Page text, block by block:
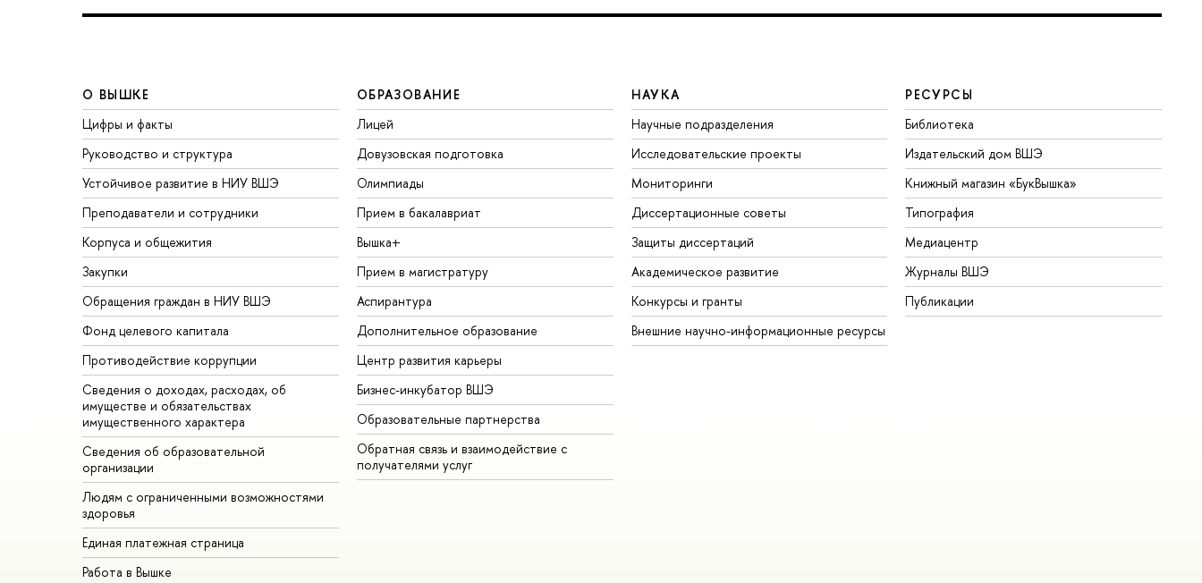
О ВЫШКЕ
Цифры и факты
Руководство и структура
Устойчивое развитие в НИУ ВШЭ
Преподаватели и сотрудники
Корпуса и общежития
Закупки
Обращения граждан в НИУ ВШЭ
Фонд целевого капитала
Противодействие коррупции
Сведения о доходах, расходах, об
имуществе и обязательствах
имущественного характера
Сведения об образовательной
организации
Людям с ограниченными возможностями
здоровья
Единая платежная страница
Работа в Вышке
ОБРАЗОВАНИЕ
Лицей
Довузовская подготовка
Олимпиады
Прием в бакалавриат
Вышка+
Прием в магистратуру
Аспирантура
Дополнительное образование
Центр развития карьеры
Бизнес-инкубатор ВШЭ
Образовательные партнерства
Обратная связь и взаимодействие с
получателями услуг
НАУКА
Научные подразделения
Исследовательские проекты
Мониторинги
Диссертационные советы
Защиты диссертаций
Академическое развитие
Конкурсы и гранты
Внешние научно-информационные ресурсы
РЕСУРСЫ
Библиотека
Издательский дом ВШЭ
Книжный магазин «БукВышка»
Типография
Медиацентр
Журналы ВШЭ
Публикации